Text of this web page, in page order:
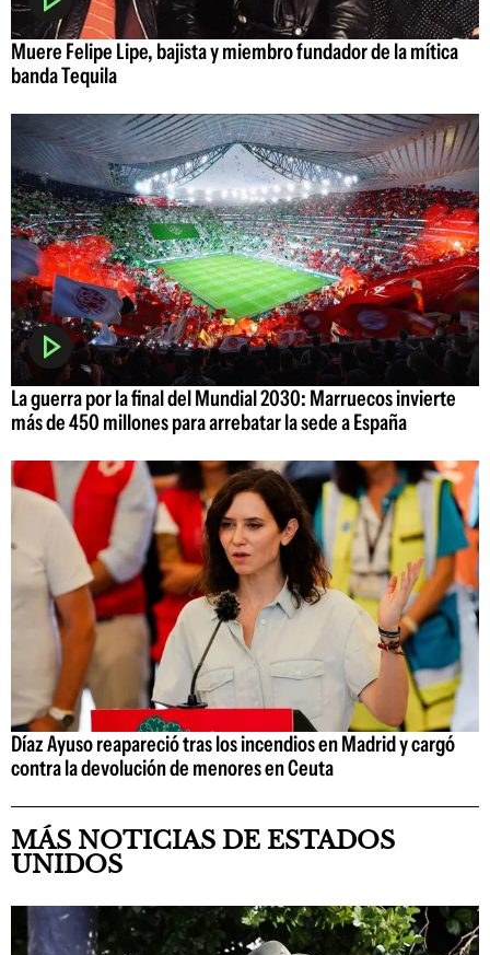
Muere Felipe Lipe, bajista y miembro fundador de la mítica
banda Tequila
La guerra por la final del Mundial 2030: Marruecos invierte
más de 450 millones para arrebatar la sede a España
Díaz Ayuso reapareció tras los incendios en Madrid y cargó
contra la devolución de menores en Ceuta
MÁS NOTICIAS DE ESTADOS
UNIDOS